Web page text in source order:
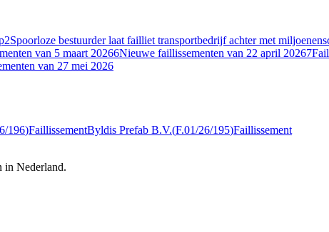
2Spoorloze bestuurder laat failliet transportbedrijf achter met
van 5 maart 20266Nieuwe faillissementen van 22 april 20267
van 27 mei 2026
196)FaillissementByldis Prefab B.V.(F.01/26/195)Faillissement
in Nederland.